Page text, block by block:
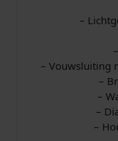
l
–
– Vouwsluiting
–
–
–
–